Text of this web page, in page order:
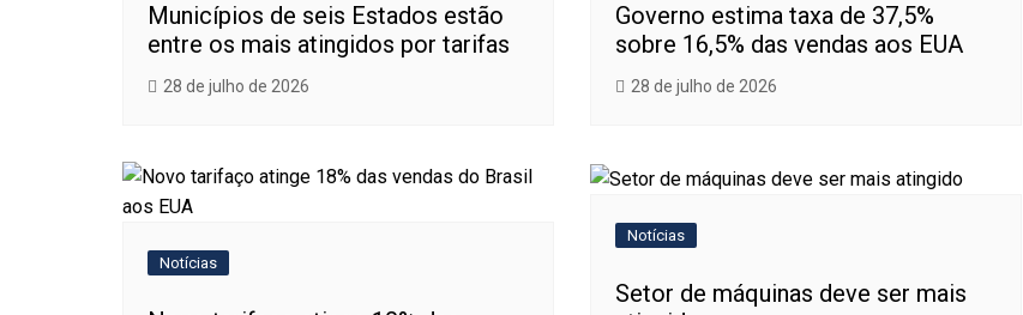
Municípios de seis Estados estão
entre os mais atingidos por tarifas
28 de julho de 2026
Governo estima taxa de 37,5%
sobre 16,5% das vendas aos EUA
28 de julho de 2026
Notícias
Notícias
Setor de máquinas deve ser mais